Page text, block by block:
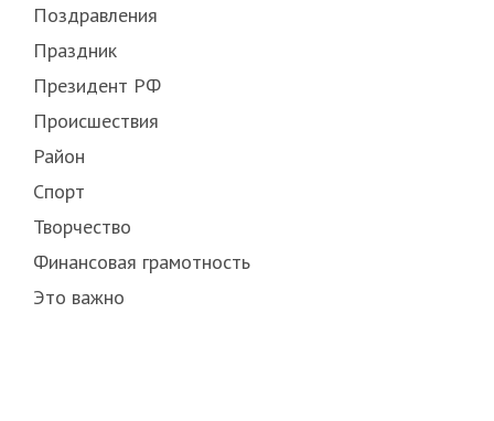
Поздравления
Праздник
Президент РФ
Происшествия
Район
Спорт
Творчество
Финансовая грамотность
Это важно